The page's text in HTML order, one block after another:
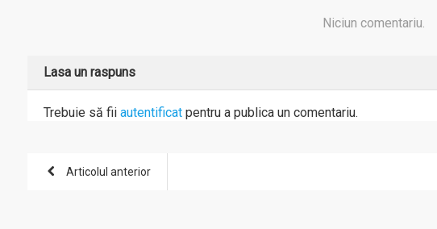
Niciun comentariu.
Lasa un raspuns
Trebuie să fii autentificatpentru a publica un comentariu.
Articolul anterior